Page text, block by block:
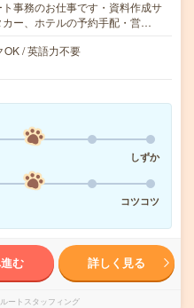
事務のお仕事です・資料作成サ
ー、ホテルの予約手配・営…
OK / 英語力不要
しずか
コツコツ
む 詳しく見る
ートスタッフィング